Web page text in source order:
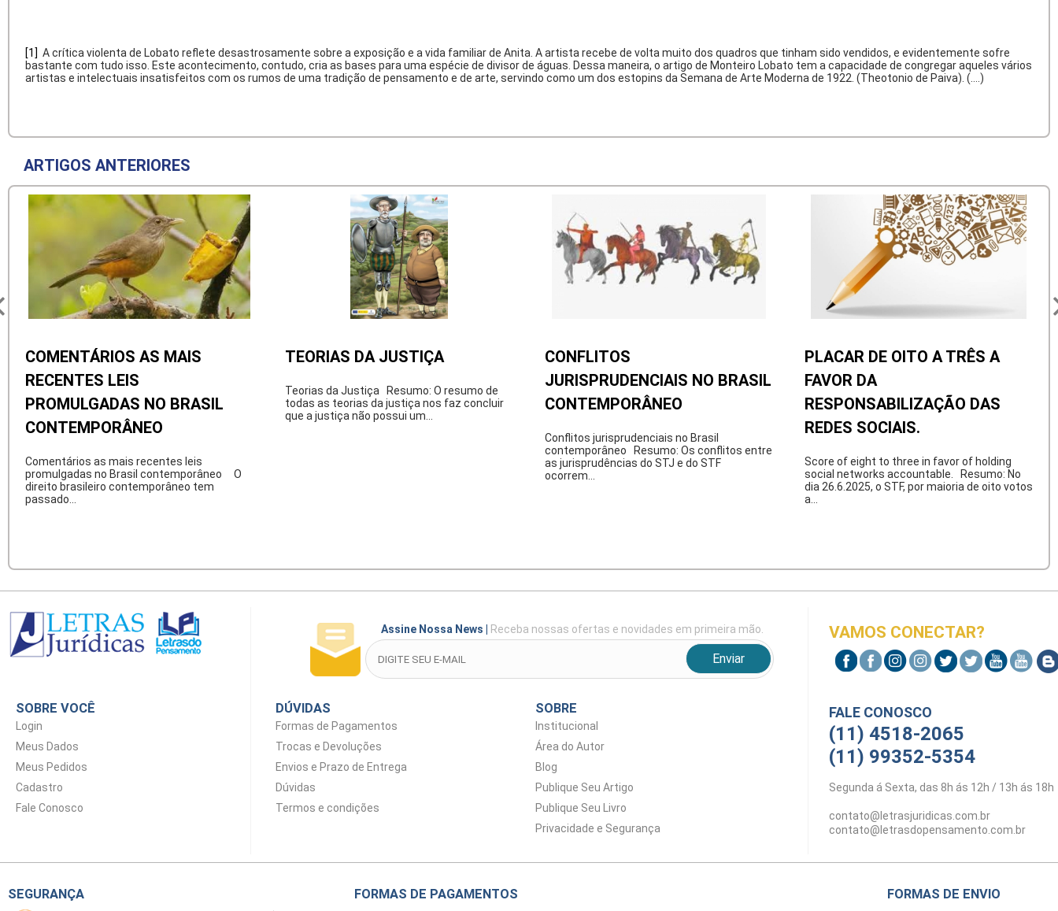
[1] A crítica violenta de Lobato reflete desastrosamente sobre a exposição e a vida familiar de Anita. A artista recebe de volta muito dos quadros que tinham sido vendidos, e evidentemente sofre
bastante com tudo isso. Este acontecimento, contudo, cria as bases para uma espécie de divisor de águas. Dessa maneira, o artigo de Monteiro Lobato tem a capacidade de congregar aqueles vários
artistas e intelectuais insatisfeitos com os rumos de uma tradição de pensamento e de arte, servindo como um dos estopins da Semana de Arte Moderna de 1922. (Theotonio de Paiva). (....)
ARTIGOS ANTERIORES
COMENTÁRIOS AS MAIS
RECENTES LEIS
PROMULGADAS NO BRASIL
CONTEMPORÂNEO
Comentários as mais recentes leis
promulgadas no Brasil contemporâneo O
direito brasileiro contemporâneo tem
passado...
TEORIAS DA JUSTIÇA
Teorias da Justiça Resumo: O resumo de
todas as teorias da justiça nos faz concluir
que a justiça não possui um...
CONFLITOS
JURISPRUDENCIAIS NO BRASIL
CONTEMPORÂNEO
Conflitos jurisprudenciais no Brasil
contemporâneo Resumo: Os conflitos entre
as jurisprudências do STJ e do STF
ocorrem...
PLACAR DE OITO A TRÊS A
FAVOR DA
RESPONSABILIZAÇÃO DAS
REDES SOCIAIS.
Score of eight to three in favor of holding
social networks accountable. Resumo: No
dia 26.6.2025, o STF, por maioria de oito votos
a...
Assine Nossa News Receba nossas ofertas e novidades em primeira mão.
SOBRE VOCÊ
Login
Meus Dados
Meus Pedidos
Cadastro
Fale Conosco
DÚVIDAS
Formas de Pagamentos
Trocas e Devoluções
Envios e Prazo de Entrega
Dúvidas
Termos e condições
SOBRE
Institucional
Área do Autor
Blog
Publique Seu Artigo
Publique Seu Livro
Privacidade e Segurança
VAMOS CONECTAR?
FALE CONOSCO
(11) 4518-2065
(11) 99352-5354
Segunda á Sexta, das 8h ás 12h / 13h ás 18h
contato@letrasjuridicas.com.br
contato@letrasdopensamento.com.br
SEGURANÇA FORMAS DE PAGAMENTOS FORMAS DE ENVIO